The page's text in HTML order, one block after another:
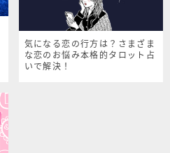
気になる恋の行方は？さまざま
な恋のお悩み本格的タロット占
いで解決！